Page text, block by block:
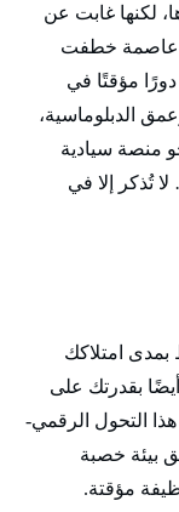
لكنها غابت عن
عاصمة خطفت
دورًا مؤقتًا في
الدبلوماسية،
منصة سيادية
تُذكر إلا في
بمدى امتلاكك
بقدرتك على
التحول الرقمي-
بيئة خصبة
مؤقتة.